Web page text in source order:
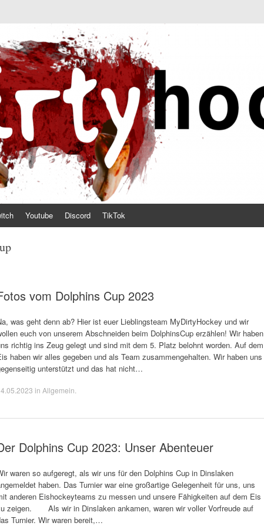
Youtube Discord TikTok
vom Dolphins Cup 2023
was geht denn ab? Hier ist euer Lieblingsteam MyDirtyHockey und wir
euch von unserem Abschneiden beim DolphinsCup erzählen! Wir haben
richtig ins Zeug gelegt und sind mit dem 5. Platz belohnt worden. Auf dem
haben wir alles gegeben und als Team zusammengehalten. Wir haben uns
unterstützt und das hat nicht…
in Allgemein
Dolphins Cup 2023: Unser Abenteuer
waren so aufgeregt, als wir uns für den Dolphins Cup in Dinslaken
haben. Das Turnier war eine großartige Gelegenheit für uns, uns
anderen Eishockeyteams zu messen und unsere Fähigkeiten auf dem Eis
zeigen. Als wir in Dinslaken ankamen, waren wir voller Vorfreude auf
Turnier. Wir waren bereit,…